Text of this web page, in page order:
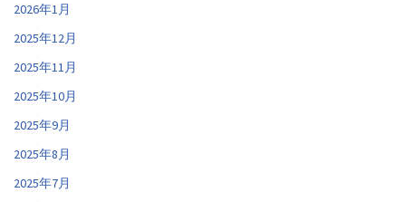
2026年1月
2025年12月
2025年11月
2025年10月
2025年9月
2025年8月
2025年7月